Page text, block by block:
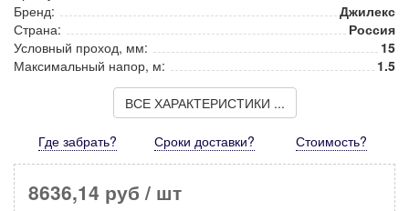
Бренд:
Джилекс
Страна:
Россия
Условный проход, мм:
15
Максимальный напор, м:
1.5
ВСЕ ХАРАКТЕРИСТИКИ ...
Где забрать? Сроки доставки? Стоимость?
8636,14 руб / шт